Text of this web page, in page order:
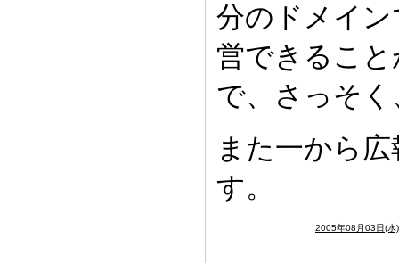
分のドメイ
営できるこ
で、さっそ
また一から
す。
2005年08月03日(水